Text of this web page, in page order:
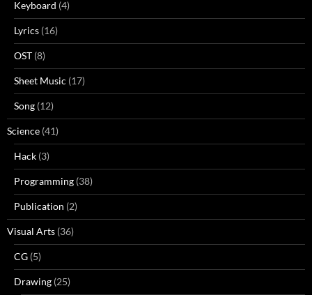
Keyboard (4)
Lyrics (16)
OST (8)
Sheet Music (17)
Song (12)
Science (41)
Hack (3)
Programming (38)
Publication (2)
Visual Arts (36)
CG (5)
Drawing (25)